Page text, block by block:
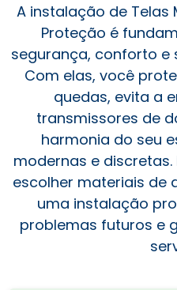
A instalação de Telas
Proteção é
segurança, conforto e
Com elas, você
quedas, evita a
transmissores de
harmonia do seu
modernas e
escolher materiais de
uma instalação
problemas futuros e